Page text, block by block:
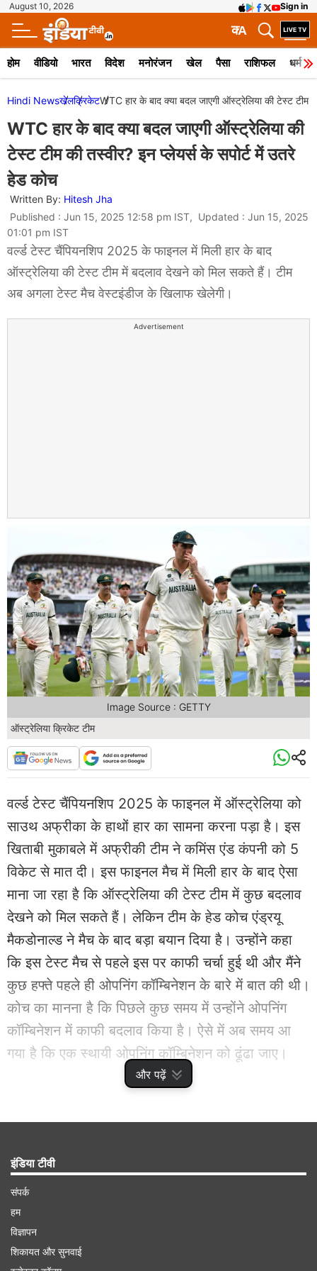
August 10, 2026 Sign in
A
क
होम वीडियो भारत विदेश मनोरंजन खेल पैसा राशिफल धर्म
और पढ़ें
Hindi Newsखेलक्रिकेटWTC हार के बाद क्या बदल जाएगी ऑस्ट्रेलिया की टेस्ट टीम
WTC हार के बाद क्या बदल जाएगी ऑस्ट्रेलिया की
टेस्ट टीम की तस्वीर? इन प्लेयर्स के सपोर्ट में उतरे
हेड कोच
Written By: Hitesh Jha
Published : Jun 15, 2025 12:58 pm IST, Updated : Jun 15, 2025
01:01 pm IST
वर्ल्ड टेस्ट चैंपियनशिप 2025 के फाइनल में मिली हार के बाद
ऑस्ट्रेलिया की टेस्ट टीम में बदलाव देखने को मिल सकते हैं। टीम
अब अगला टेस्ट मैच वेस्टइंडीज के खिलाफ खेलेगी।
Advertisement
ऑस्ट्रेलिया क्रिकेट टीम
Image Source : GETTY
वर्ल्ड टेस्ट चैंपियनशिप 2025 के फाइनल में ऑस्ट्रेलिया को
साउथ अफ्रीका के हाथों हार का सामना करना पड़ा है। इस
खिताबी मुकाबले में अफ्रीकी टीम ने कमिंस एंड कंपनी को 5
विकेट से मात दी। इस फाइनल मैच में मिली हार के बाद ऐसा
माना जा रहा है कि ऑस्ट्रेलिया की टेस्ट टीम में कुछ बदलाव
देखने को मिल सकते हैं। लेकिन टीम के हेड कोच एंड्रयू
मैकडोनाल्ड ने मैच के बाद बड़ा बयान दिया है। उन्होंने कहा
कि इस टेस्ट मैच से पहले इस पर काफी चर्चा हुई थी और मैंने
कुछ हफ्ते पहले ही ओपनिंग कॉम्बिनेशन के बारे में बात की थी।
कोच का मानना है कि पिछले कुछ समय में उन्होंने ओपनिंग
कॉम्बिनेशन में काफी बदलाव किया है। ऐसे में अब समय आ
गया है कि एक स्थायी ओपनिंग कॉम्बिनेशन को ढूंढा जाए।
इंडिया टीवी
संपर्क
हम
विज्ञापन
शिकायत और सुनवाई